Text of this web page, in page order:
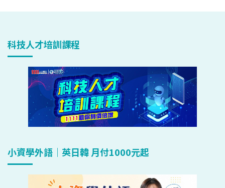
科技人才培訓課程
小資學外語｜英日韓 月付1000元起